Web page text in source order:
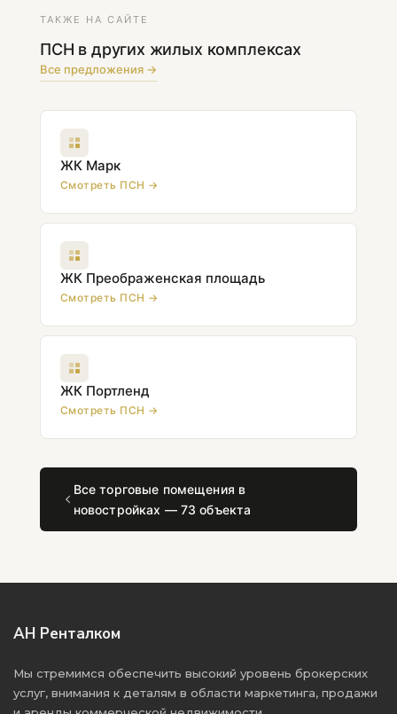
ТАКЖЕ НА САЙТЕ
ПСН в других жилых комплексах
Все предложения →
ЖК Марк
Смотреть ПСН →
ЖК Преображенская площадь
Смотреть ПСН →
ЖК Портленд
Смотреть ПСН →
Все торговые помещения в
новостройках — 73 объекта
АН Ренталком
Мы стремимся обеспечить высокий уровень брокерских
услуг, внимания к деталям в области маркетинга, продажи